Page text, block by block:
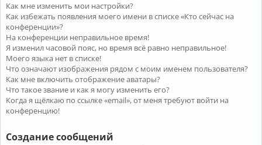
Как мне изменить мои настройки?
Как избежать появления моего имени в списке «Кто сейчас на
конференции»?
На конференции неправильное время!
Я изменил часовой пояс, но время всё равно неправильное!
Моего языка нет в списке!
Что означают изображения рядом с моим именем пользователя?
Как мне включить отображение аватары?
Что такое звание и как я могу изменить его?
Когда я щёлкаю по ссылке «email», от меня требуют войти на
конференцию!
Создание сообщений